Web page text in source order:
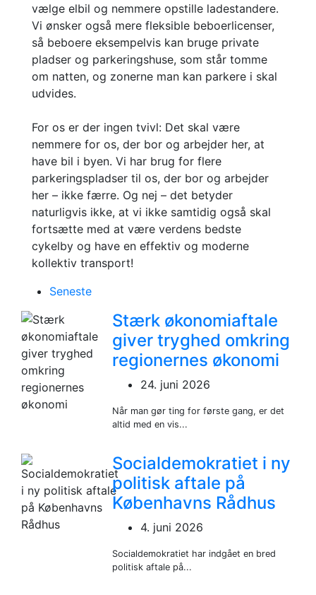
vælge elbil og nemmere opstille ladestandere.
Vi ønsker også mere fleksible beboerlicenser,
så beboere eksempelvis kan bruge private
pladser og parkeringshuse, som står tomme
om natten, og zonerne man kan parkere i skal
udvides.
For os er der ingen tvivl: Det skal være
nemmere for os, der bor og arbejder her, at
have bil i byen. Vi har brug for flere
parkeringspladser til os, der bor og arbejder
her – ikke færre. Og nej – det betyder
naturligvis ikke, at vi ikke samtidig også skal
fortsætte med at være verdens bedste
cykelby og have en effektiv og moderne
kollektiv transport!
Seneste
Stærk økonomiaftale
giver tryghed omkring
regionernes økonomi
24. juni 2026
Når man gør ting for første gang, er det
altid med en vis...
Socialdemokratiet i ny
politisk aftale på
Københavns Rådhus
4. juni 2026
Socialdemokratiet har indgået en bred
politisk aftale på...